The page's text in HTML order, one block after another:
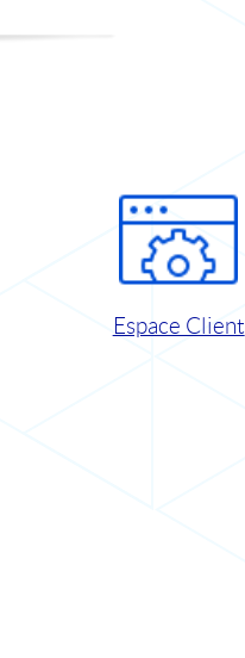
Espace Client